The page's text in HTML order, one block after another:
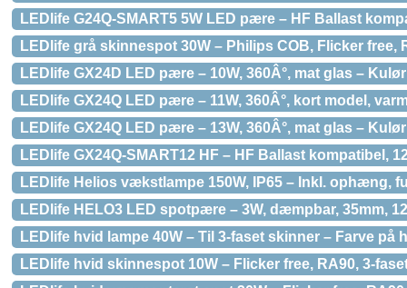
LEDlife G24Q-SMART5 5W LED pære – HF Ballast
LEDlife grå skinnespot 30W – Philips COB, Flicker free,
LEDlife GX24D LED pære – 10W, 360Â°, mat glas –
LEDlife GX24Q LED pære – 11W, 360Â°, kort model,
LEDlife GX24Q LED pære – 13W, 360Â°, mat glas –
LEDlife GX24Q-SMART12 HF – HF Ballast kompatibel,
LEDlife Helios vækstlampe 150W, IP65 – Inkl. ophæng,
LEDlife HELO3 LED spotpære – 3W, dæmpbar, 35mm,
LEDlife hvid lampe 40W – Til 3-faset skinner – Farve på
LEDlife hvid skinnespot 10W – Flicker free, RA90, 3-